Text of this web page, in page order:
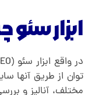
پ
م
ابزار سئو
توان از طریق آنها
مختلف، آنالیز و